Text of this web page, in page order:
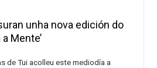
unha nova edición do
Mente’
de Tui acolleu este mediodía a